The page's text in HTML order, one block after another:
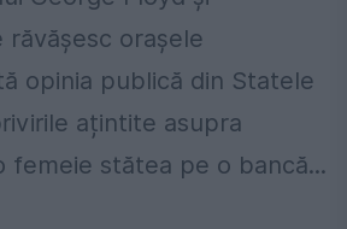
orașele
opinia publică din Statele
ațintite asupra
femeie stătea pe o bancă...